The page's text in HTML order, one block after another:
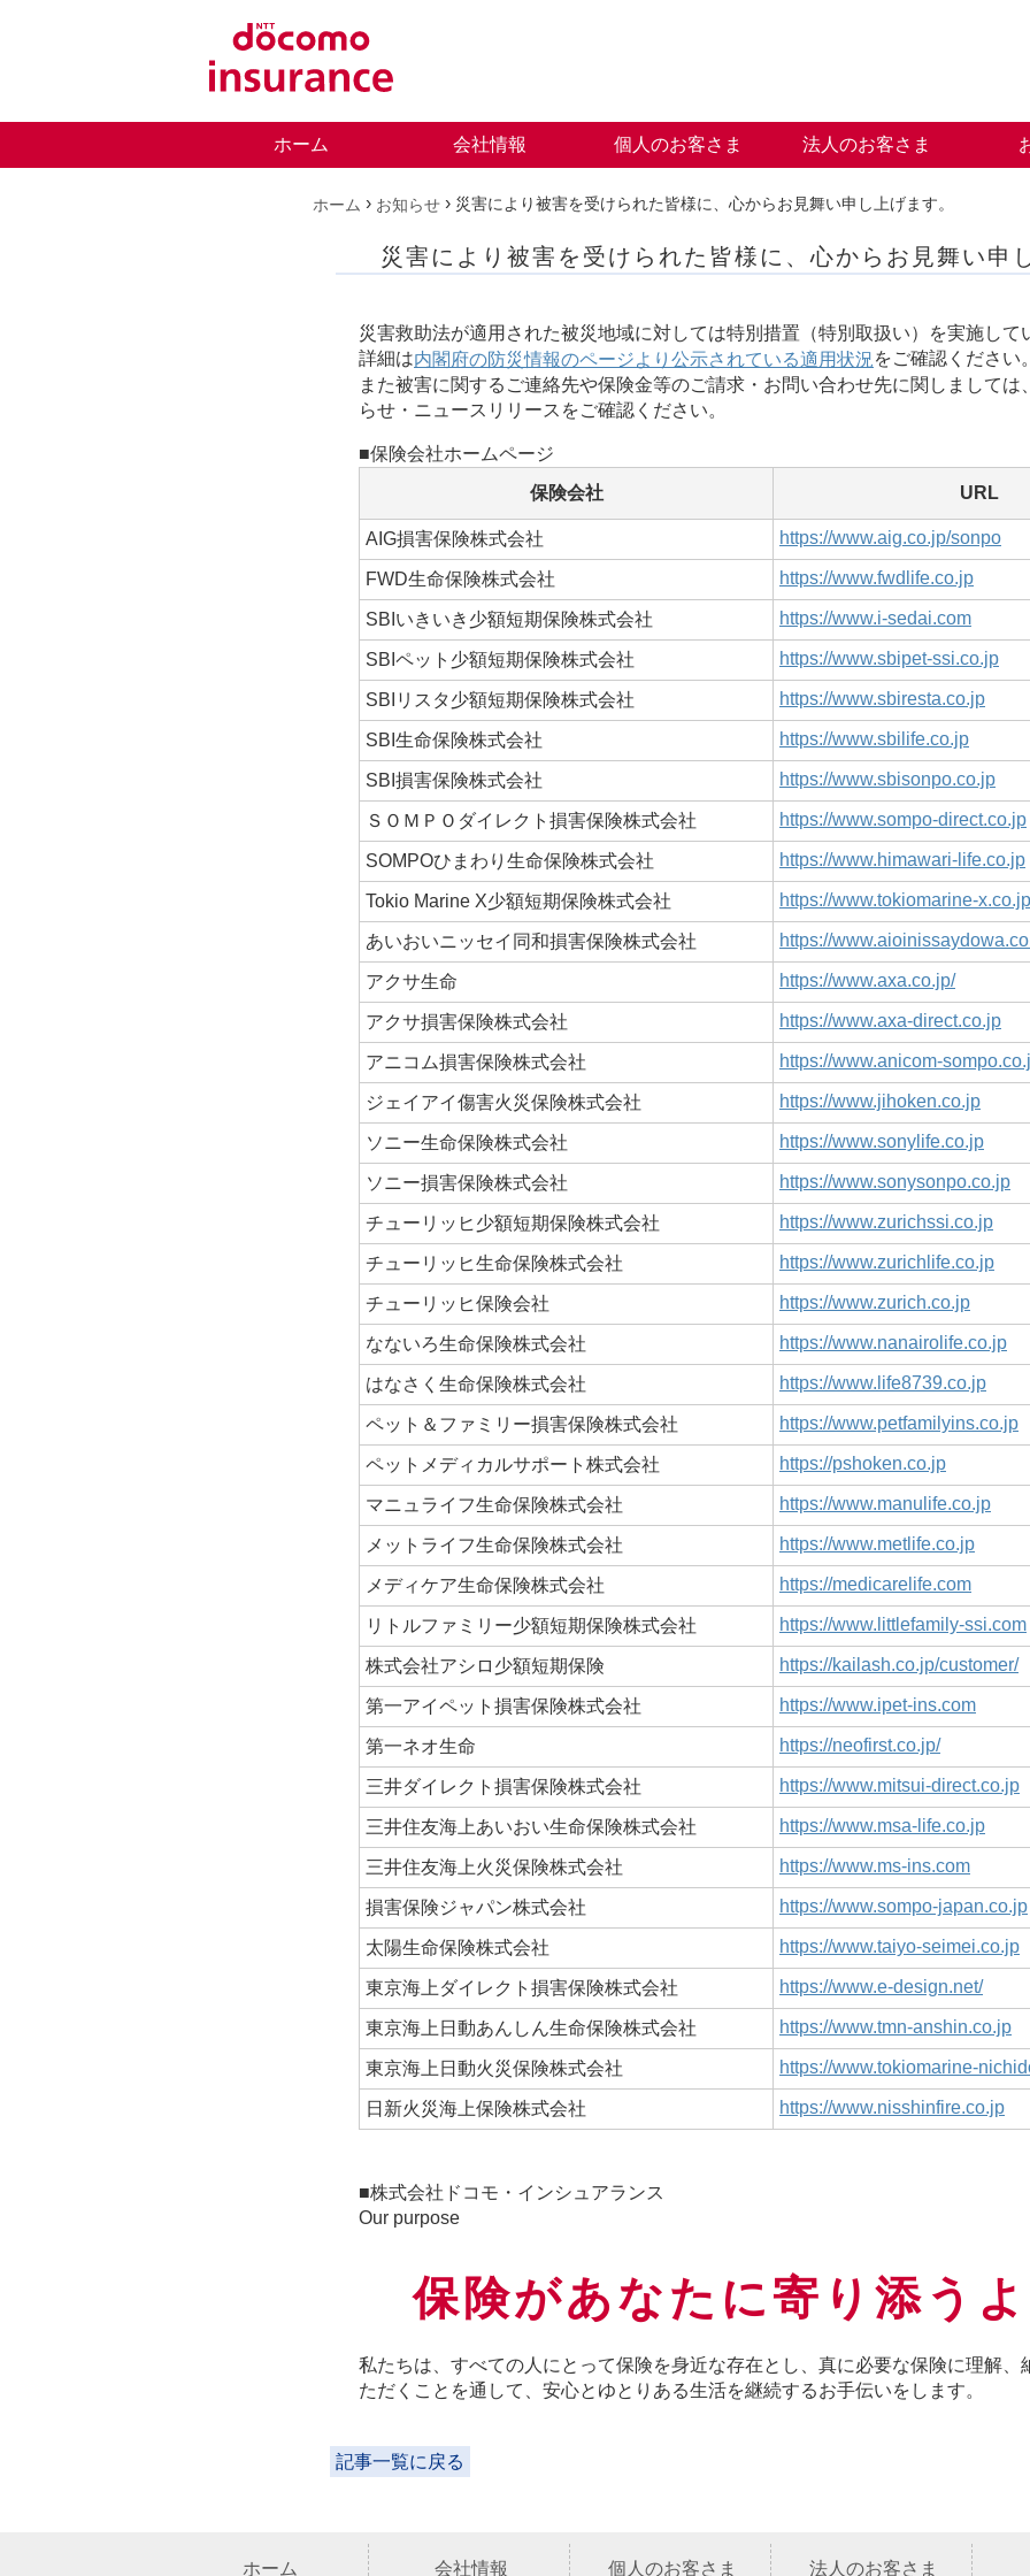
ホーム 会社情報 個人のお客さま 法人のお客さま
ホーム › お知らせ › 災害により被害を受けられた皆様に、心からお見舞い申し上げます。
災害により被害を受けられた皆様に、心からお見舞い申
災害救助法が適用された被災地域に対しては特別措置（特別取扱い）を実施して
詳細は内閣府の防災情報のページより公示されている適用状況 をご確認ください
また被害に関するご連絡先や保険金等のご請求・お問い合わせ先に関しましては
らせ・ニュースリリースをご確認ください。
■保険会社ホームページ
保険会社
URL
AIG損害保険株式会社 https://www.aig.co.jp/sonpo
FWD生命保険株式会社 https://www.fwdlife.co.jp
SBIいきいき少額短期保険株式会社 https://www.i-sedai.com
SBIペット少額短期保険株式会社 https://www.sbipet-ssi.co.jp
SBIリスタ少額短期保険株式会社 https://www.sbiresta.co.jp
SBI生命保険株式会社 https://www.sbilife.co.jp
SBI損害保険株式会社 https://www.sbisonpo.co.jp
ＳＯＭＰＯダイレクト損害保険株式会社 https://www.sompo-direct.co.jp
SOMPOひまわり生命保険株式会社 https://www.himawari-life.co.jp
Tokio Marine X少額短期保険株式会社 https://www.tokiomarine-x.co.jp
あいおいニッセイ同和損害保険株式会社 https://
アクサ生命 https://www.axa.co.jp/
アクサ損害保険株式会社 https://www.axa-direct.co.jp
アニコム損害保険株式会社 https://www.anicom-
ジェイアイ傷害火災保険株式会社 https://www.jihoken.co.jp
ソニー生命保険株式会社 https://www.sonylife.co.jp
ソニー損害保険株式会社 https://www.sonysonpo.co.jp
チューリッヒ少額短期保険株式会社 https://www.zurichssi.co.jp
チューリッヒ生命保険株式会社 https://www.zurichlife.co.jp
チューリッヒ保険会社 https://www.zurich.co.jp
なないろ生命保険株式会社 https://www.nanairolife.co.jp
はなさく生命保険株式会社 https://www.life8739.co.jp
ペット＆ファミリー損害保険株式会社 https://www.petfamilyins.co.jp
ペットメディカルサポート株式会社 https://pshoken.co.jp
マニュライフ生命保険株式会社 https://www.manulife.co.jp
メットライフ生命保険株式会社 https://www.metlife.co.jp
メディケア生命保険株式会社 https://medicarelife.com
リトルファミリー少額短期保険株式会社 https://www.littlefamily-ssi.com
株式会社アシロ少額短期保険 https://kailash.co.jp/customer/
第一アイペット損害保険株式会社 https://www.ipet-ins.com
第一ネオ生命 https://neofirst.co.jp/
三井ダイレクト損害保険株式会社 https://www.mitsui-direct.co.jp
三井住友海上あいおい生命保険株式会社 https://www.msa-life.co.jp
三井住友海上火災保険株式会社 https://www.ms-ins.com
損害保険ジャパン株式会社 https://www.sompo-japan.co.jp
太陽生命保険株式会社 https://www.taiyo-seimei.co.jp
東京海上ダイレクト損害保険株式会社 https://www.e-design.net/
東京海上日動あんしん生命保険株式会社 https://www.tmn-anshin.co.jp
東京海上日動火災保険株式会社 https://www.tokiomarine-
日新火災海上保険株式会社 https://www.nisshinfire.co.jp
■株式会社ドコモ・インシュアランス
Our purpose
保険があなたに寄り添う
私たちは、すべての人にとって保険を身近な存在とし、真に必要な保険に理解、
ただくことを通して、安心とゆとりある生活を継続するお手伝いをします。
記事一覧に戻る
ホーム 会社情報 個人のお客さま 法人のお客さま